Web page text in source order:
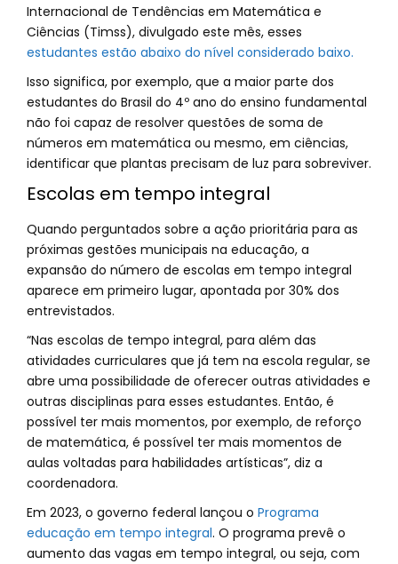
Internacional de Tendências em Matemática e
Ciências (Timss), divulgado este mês, esses
estudantes estão abaixo do nível considerado baixo.
Isso significa, por exemplo, que a maior parte dos
estudantes do Brasil do 4º ano do ensino fundamental
não foi capaz de resolver questões de soma de
números em matemática ou mesmo, em ciências,
identificar que plantas precisam de luz para sobreviver.
Escolas em tempo integral
Quando perguntados sobre a ação prioritária para as
próximas gestões municipais na educação, a
expansão do número de escolas em tempo integral
aparece em primeiro lugar, apontada por 30% dos
entrevistados.
“Nas escolas de tempo integral, para além das
atividades curriculares que já tem na escola regular, se
abre uma possibilidade de oferecer outras atividades e
outras disciplinas para esses estudantes. Então, é
possível ter mais momentos, por exemplo, de reforço
de matemática, é possível ter mais momentos de
aulas voltadas para habilidades artísticas”, diz a
coordenadora.
Em 2023, o governo federal lançou o Programa
educação em tempo integral. O programa prevê o
aumento das vagas em tempo integral, ou seja, com